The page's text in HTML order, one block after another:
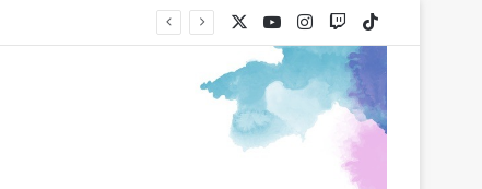
YouTubeInstagram
Twitch